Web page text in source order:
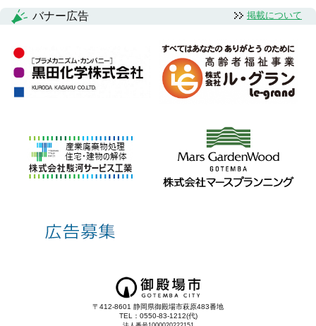
バナー広告 掲載について
〒412-8601 静岡県御殿場市萩原483番地
TEL：0550-83-1212(代)